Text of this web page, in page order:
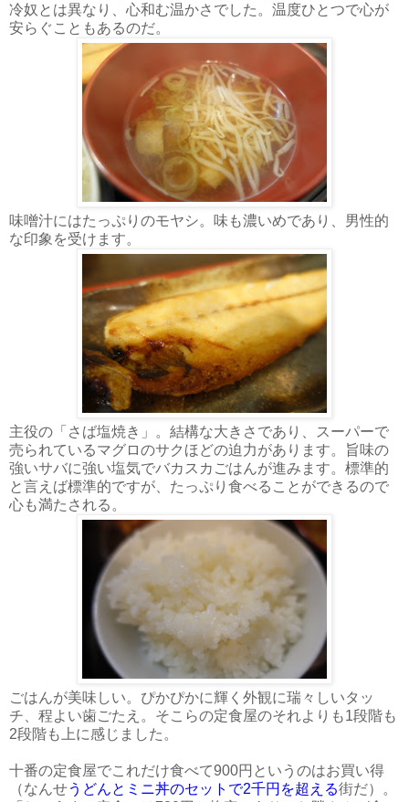
冷奴とは異なり、心和む温かさでした。温度ひとつで心が
安らぐこともあるのだ。
味噌汁にはたっぷりのモヤシ。味も濃いめであり、男性的
な印象を受けます。
主役の「さば塩焼き」。結構な大きさであり、スーパーで
売られているマグロのサクほどの迫力があります。旨味の
強いサバに強い塩気でバカスカごはんが進みます。標準的
と言えば標準的ですが、たっぷり食べることができるので
心も満たされる。
ごはんが美味しい。ぴかぴかに輝く外観に瑞々しいタッ
チ、程よい歯ごたえ。そこらの定食屋のそれよりも1段階も
2段階も上に感じました。
十番の定食屋でこれだけ食べて900円というのはお買い得
（なんせうどんとミニ丼のセットで2千円を超える街だ）。